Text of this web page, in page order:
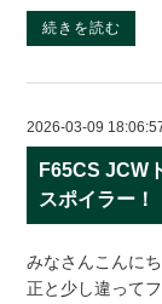
続きを読む
2026-03-09
F65CS JCW
スポイラー！
みなさんこんに
正と少し違って